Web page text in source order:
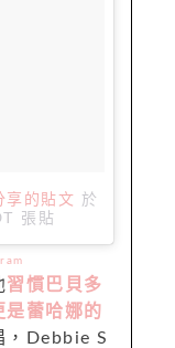
的貼文 於
張貼
習慣巴貝多
是蕾哈娜的
，Debbie S